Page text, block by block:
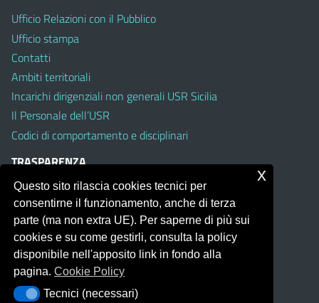
Ufficio Relazioni con il Pubblico
Ufficio stampa
Contatti
Ambiti territoriali
Incarichi dirigenziali non generali USR Sicilia
Il Personale dell’USR
Codici di comportamento e disciplinari
TRASPARENZA
Albo on line
Amministrazione Trasparente
Pubblici proclami
PTPCT per le Istituzioni scolastiche della Sicilia
Whistleblowing
Obiettivi di Accessibilità
Questo sito rilascia cookies tecnici per
consentirne il funzionamento, anche di terza
parte (ma non extra UE). Per saperne di più sui
cookies e su come gestirli, consulta la policy
disponibile nell'apposito link in fondo alla
pagina.Cookie Policy
Tecnici (necessari)
Tecnici (necessari)
x